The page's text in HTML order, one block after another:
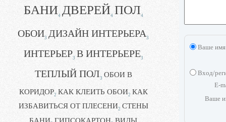
БАНИ4 ДВЕРЕЙ4 ПОЛ4
ОБОИ3 ДИЗАЙН ИНТЕРЬЕРА3
ИНТЕРЬЕР3 В ИНТЕРЬЕРЕ3
ТЕПЛЫЙ ПОЛ3 ОБОИ В
КОРИДОР2 КАК КЛЕИТЬ ОБОИ2 КАК
ИЗБАВИТЬСЯ ОТ ПЛЕСЕНИ2 СТЕНЫ
Ваше имя
Вход/
E-
Ваше